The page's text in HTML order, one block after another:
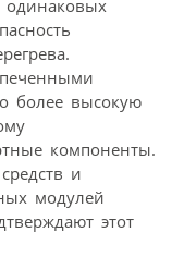
одинаковых
более высокую
компоненты.
и
модулей
этот